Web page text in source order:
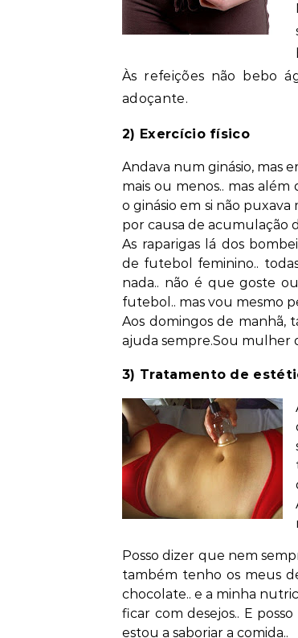
Às refeições não bebo
adoçante.
2) Exercício físico
Andava num ginásio, mas
mais ou menos.. mas
o ginásio em si não
por causa de acumulação
As raparigas lá dos
de futebol feminino.. todas
nada.. não é que goste
futebol.. mas vou mesmo
Aos domingos de manhã,
ajuda sempre.Sou mulher
3) Tratamento de
Posso dizer que nem
também tenho os meus
chocolate.. e a minha
ficar com desejos.. E
estou a saboriar a comida..